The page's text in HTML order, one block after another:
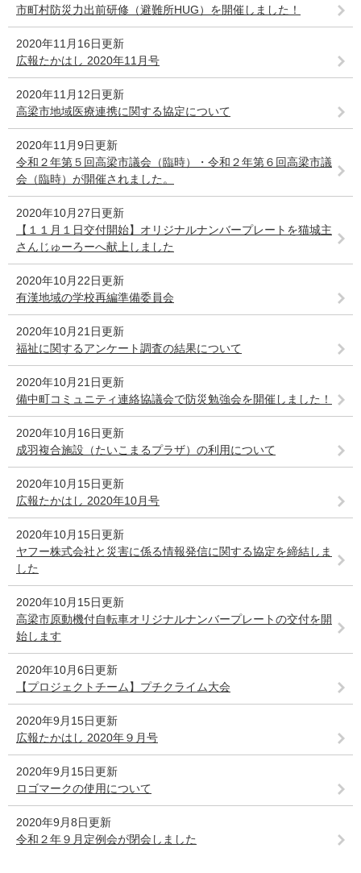
市町村防災力出前研修（避難所HUG）を開催しました！
2020年11月16日更新
広報たかはし 2020年11月号
2020年11月12日更新
高梁市地域医療連携に関する協定について
2020年11月9日更新
令和２年第５回高梁市議会（臨時）・令和２年第６回高梁市議
会（臨時）が開催されました。
2020年10月27日更新
【１１月１日交付開始】オリジナルナンバープレートを猫城主
さんじゅーろーへ献上しました
2020年10月22日更新
有漢地域の学校再編準備委員会
2020年10月21日更新
福祉に関するアンケート調査の結果について
2020年10月21日更新
備中町コミュニティ連絡協議会で防災勉強会を開催しました！
2020年10月16日更新
成羽複合施設（たいこまるプラザ）の利用について
2020年10月15日更新
広報たかはし 2020年10月号
2020年10月15日更新
ヤフー株式会社と災害に係る情報発信に関する協定を締結しま
した
2020年10月15日更新
高梁市原動機付自転車オリジナルナンバープレートの交付を開
始します
2020年10月6日更新
【プロジェクトチーム】プチクライム大会
2020年9月15日更新
広報たかはし 2020年９月号
2020年9月15日更新
ロゴマークの使用について
2020年9月8日更新
令和２年９月定例会が閉会しました